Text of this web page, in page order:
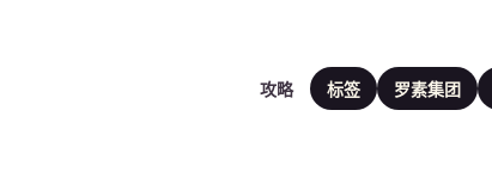
攻略 标签 罗素集团